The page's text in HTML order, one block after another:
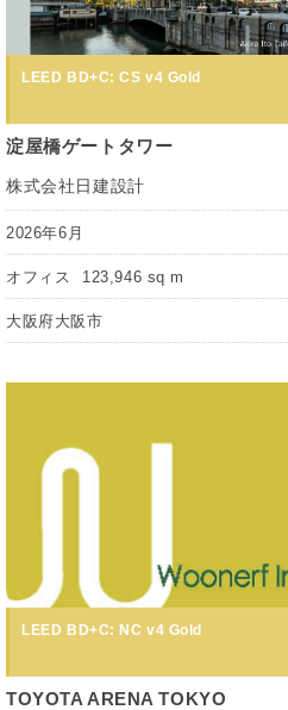
LEED BD+C: CS v4 Gold
淀屋橋ゲートタワー
株式会社日建設計
2026年6月
オフィス 123,946 sq m
大阪府大阪市
LEED BD+C: NC v4 Gold
TOYOTA ARENA TOKYO